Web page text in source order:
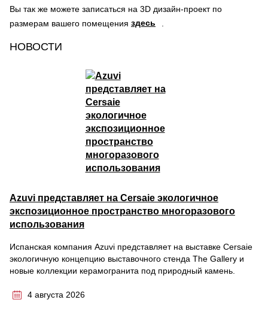
Вы так же можете записаться на 3D дизайн-проект по
размерам вашего помещения здесь
НОВОСТИ
Azuvi представляет на Cersaie экологичное
экспозиционное пространство многоразового
использования
Испанская компания Azuvi представляет на выставке Cersaie
экологичную концепцию выставочного стенда The Gallery и
новые коллекции керамогранита под природный камень.
4 августа 2026